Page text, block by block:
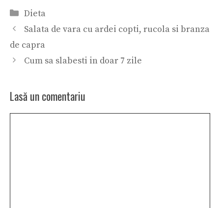
Categorii
Dieta
Salata de vara cu ardei copti, rucola si branza
de capra
Cum sa slabesti in doar 7 zile
Lasă un comentariu